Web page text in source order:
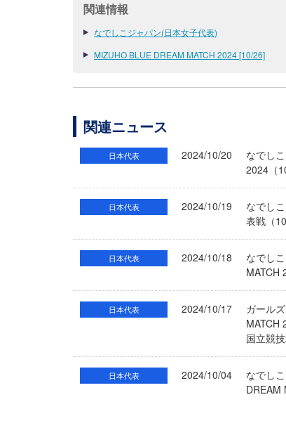
関連情報
なでしこジャパン(日本女子代表)
MIZUHO BLUE DREAM MATCH 2024 [10/26]
関連ニュース
日本代表 2024/10/20
なでし
2024（
日本代表 2024/10/19
なでし
表戦（
日本代表 2024/10/18
なでし
MATCH
日本代表 2024/10/17
ガール
MATCH
国立競技
日本代表 2024/10/04
なでし
DREAM